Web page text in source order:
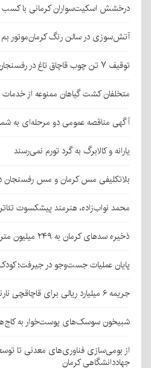
درخشش اسکیت‌سواران کرمانی با
آتش‌سوزی در سالن رنگ کرمان‌موتور بم
توقیف ۷ تن چوب قاچاق تاغ در رفسنجان
متخلفان کشت گیاهان ممنوعه از
آگهی مناقصه عمومی دو مرحله‌ای به شماره ۰۵-۱۴۰۵ (تجدید
یارانه و کالابرگ به گرد تورم نمی‌رسند
بلاتکلیفی مس کرمان و مس رفسنجان
محمد نواب‌زاده، هنرمند پیشکسوت
ذخیره سدهای کرمان به ۲۴۹ میلیون مترمکعب رسید
پایان عملیات جست‌وجو در جیرفت؛ کودک ۴ ساله دلفاردی پیدا
جریمه ۶ میلیارد ریالی برای قاچاقچی نارنگی پاکستانی در بافت
شبیخون سوسک‌های پوست‌خوار به
از بومی‌سازی فناوری‌های معدنی تا
جهاددانشگاهی کرمان